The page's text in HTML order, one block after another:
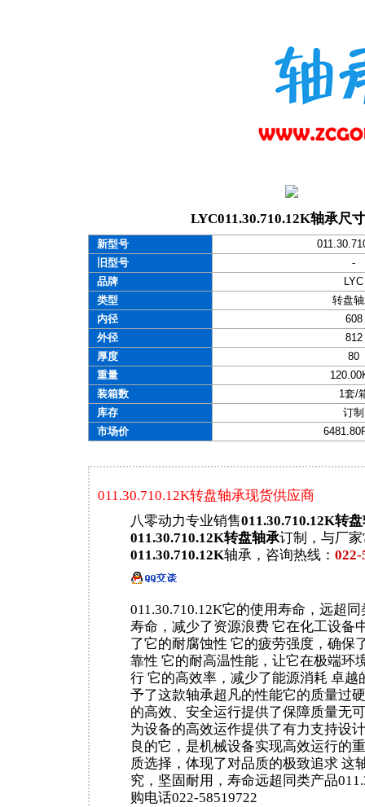
LYC011.30.710.12K轴承尺
新型号
旧型号
-
品牌
LYC
类型
转盘
内径
608
外径
812
厚度
80
重量
装箱数
1套/
库存
订制
市场价
011.30.710.12K转盘轴承现货供应商
八零动力专业销售011.30.710.12K转
011.30.710.12K转盘轴承订制，与厂
011.30.710.12K轴承，咨询热线： 022-
011.30.710.12K它的使用寿命，远超
寿命，减少了资源浪费 它在化工设备
了它的耐腐蚀性 它的疲劳强度，确保
靠性 它的耐高温性能，让它在极端环
行 它的高效率，减少了能源消耗 卓越
予了这款轴承超凡的性能它的质量过
的高效、安全运行提供了保障质量无
为设备的高效运作提供了有力支持设
良的它，是机械设备实现高效运行的
质选择，体现了对品质的极致追求 这
究，坚固耐用，寿命远超同类产品
购电话022-58519722